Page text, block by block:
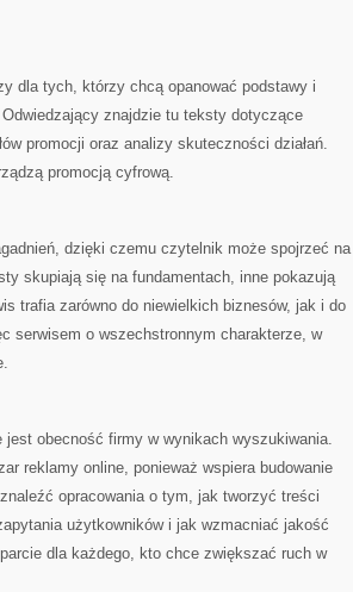
dla tych, którzy chcą opanować podstawy i
znajdzie tu teksty dotyczące
promocji oraz analizy skuteczności działań.
promocją cyfrową.
dzięki czemu czytelnik może spojrzeć na
skupiają się na fundamentach, inne pokazują
trafia zarówno do niewielkich biznesów, jak i do
serwisem o wszechstronnym charakterze, w
obecność firmy w wynikach wyszukiwania.
reklamy online, ponieważ wspiera budowanie
opracowania o tym, jak tworzyć treści
użytkowników i jak wzmacniać jakość
dla każdego, kto chce zwiększać ruch w